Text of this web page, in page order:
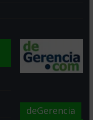
deGerencia